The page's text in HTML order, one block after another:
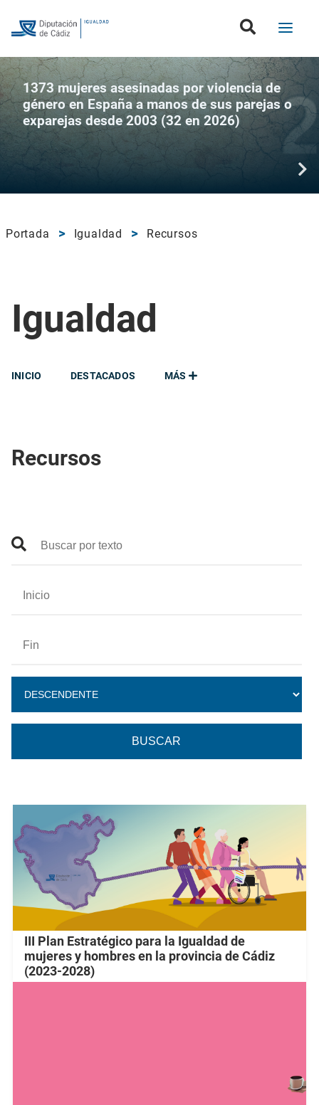
1373 mujeres asesinadas por violencia de
género en España a manos de sus parejas o
exparejas desde 2003 (32 en 2026)
Portada Igualdad Recursos
Igualdad
MÁS
INICIO DESTACADOS
Recursos
III Plan Estratégico para la Igualdad de
mujeres y hombres en la provincia de Cádiz
(2023-2028)